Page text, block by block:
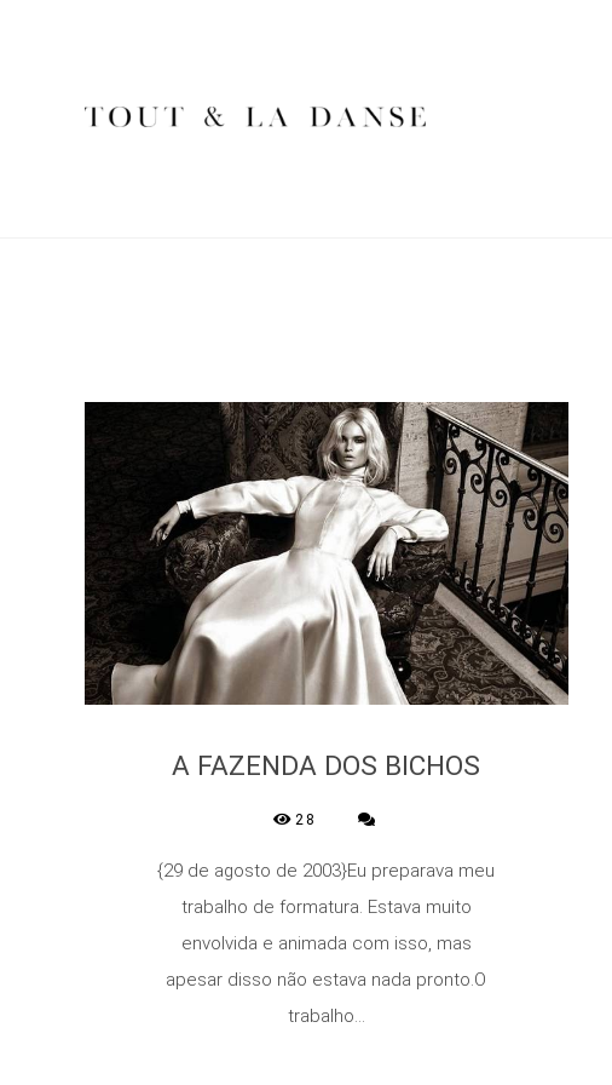
A FAZENDA DOS BICHOS
28
{29 de agosto de 2003}Eu preparava meu
trabalho de formatura. Estava muito
envolvida e animada com isso, mas
apesar disso não estava nada pronto.O
trabalho...